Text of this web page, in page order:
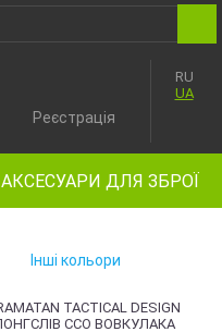
RU
UA
Реєстрація
АКСЕСУАРИ ДЛЯ ЗБРОЇ
Інші кольори